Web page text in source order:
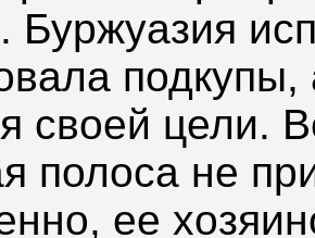
Буржуазия
своей цели.
полоса не
ее